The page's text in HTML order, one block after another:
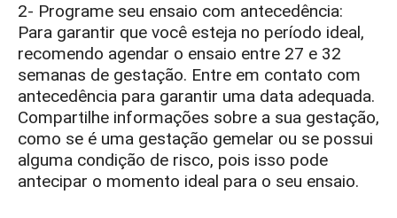
2- Programe seu ensaio com antecedência:
Para garantir que você esteja no período ideal,
recomendo agendar o ensaio entre 27 e 32
semanas de gestação. Entre em contato com
antecedência para garantir uma data adequada.
Compartilhe informações sobre a sua gestação,
como se é uma gestação gemelar ou se possui
alguma condição de risco, pois isso pode
antecipar o momento ideal para o seu ensaio.